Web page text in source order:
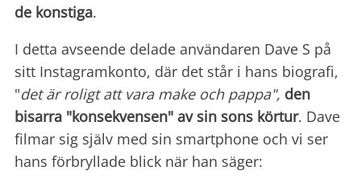
de konstiga.
I detta avseende delade användaren Dave S på
sitt Instagramkonto, där det står i hans biografi,
"det är roligt att vara make och pappa", den
bisarra "konsekvensen" av sin sons körtur. Dave
filmar sig själv med sin smartphone och vi ser
hans förbryllade blick när han säger: